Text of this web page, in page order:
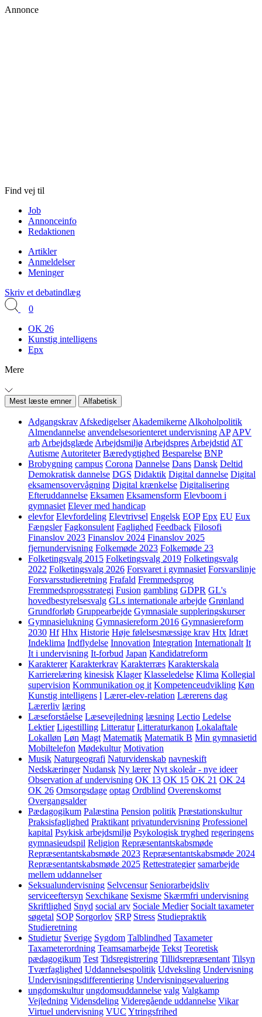
Annonce
Find vej til
Job
Annonceinfo
Redaktionen
Artikler
Anmeldelser
Meninger
Skriv et debatindlæg
0
OK 26
Kunstig intelligens
Epx
Mere
Mest læste emner Alfabetisk
Adgangskrav Afskedigelser Akademikerne Alkoholpolitik
Almendannelse anvendelsesorienteret undervisning AP APV
arb Arbejdsglæde Arbejdsmiljø Arbejdspres Arbejdstid AT
Autisme Autoriteter Bæredygtighed Besparelse BNP
Brobygning campus Corona Dannelse Dans Dansk Deltid
Demokratisk dannelse DGS Didaktik Digital dannelse Digital
eksamensovervågning Digital krænkelse Digitalisering
Efteruddannelse Eksamen Eksamensform Elevboom i
gymnasiet Elever med handicap
elevfor Elevfordeling Elevtrivsel Engelsk EOP Epx EU Eux
Fængsler Fagkonsulent Faglighed Feedback Filosofi
Finanslov 2023 Finanslov 2024 Finanslov 2025
fjernundervisning Folkemøde 2023 Folkemøde 23
Folketingsvalg 2015 Folketingsvalg 2019 Folketingsvalg
2022 Folketingsvalg 2026 Forsvaret i gymnasiet Forsvarslinje
Forsvarsstudieretning Frafald Fremmedsprog
Fremmedsprogsstrategi Fusion gambling GDPR GL's
hovedbestyrelsesvalg GLs internationale arbejde Grønland
Grundforløb Gruppearbejde Gymnasiale suppleringskurser
Gymnasielukning Gymnasiereform 2016 Gymnasiereform
2030 Hf Hhx Historie Høje følelsesmæssige krav Htx Idræt
Indeklima Indflydelse Innovation Integration Internationalt It
It i undervisning It-forbud Japan Kandidatreform
Karakterer Karakterkrav Karakterræs Karakterskala
Karrierelæring kinesisk Klager Klasseledelse Klima Kollegial
supervision Kommunikation og it Kompetenceudvikling Køn
Kunstig intelligens l Lærer-elev-relation Lærerens dag
Lærerliv læring
Læseforståelse Læsevejledning læsning Lectio Ledelse
Lektier Ligestilling Litteratur Litteraturkanon Lokalaftale
Lokalløn Løn Magt Matematik Matematik B Min gymnasietid
Mobiltelefon Mødekultur Motivation
Musik Naturgeografi Naturvidenskab navneskift
Nedskæringer Nudansk Ny lærer Nyt skoleår - nye ideer
Observation af undervisning OK 13 OK 15 OK 21 OK 24
OK 26 Omsorgsdage optag Ordblind Overenskomst
Overgangsalder
Pædagogikum Palæstina Pension politik Præstationskultur
Praksisfaglighed Praktikant privatundervisning Professionel
kapital Psykisk arbejdsmiljø Psykologisk tryghed regeringens
gymnasieudspil Religion Repræsentantskabsmøde
Repræsentantskabsmøde 2023 Repræsentantskabsmøde 2024
Repræsentantskabsmøde 2025 Rettestrategier samarbejde
mellem uddannelser
Seksualundervisning Selvcensur Seniorarbejdsliv
serviceeftersyn Sexchikane Sexisme Skærmfri undervisning
Skriftlighed Snyd social arv Sociale Medier Socialt taxameter
søgetal SOP Sorgorlov SRP Stress Studiepraktik
Studieretning
Studietur Sverige Sygdom Talblindhed Taxameter
Taxameterordning Teamsamarbejde Tekst Teoretisk
pædagogikum Test Tidsregistrering Tillidsrepræsentant Tilsyn
Tværfaglighed Uddannelsespolitik Udveksling Undervisning
Undervisningsdifferentiering Undervisningsevaluering
ungdomskultur ungdomsuddannelse valg Valgkamp
Vejledning Vidensdeling Videregående uddannelse Vikar
Virtuel undervisning VUC Ytringsfrihed